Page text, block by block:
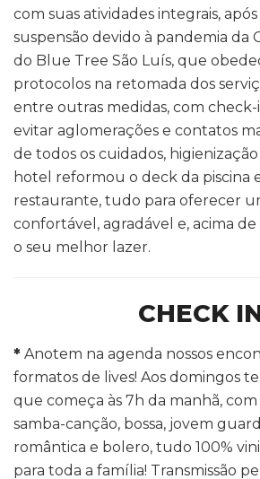
com suas atividades integrais,
suspensão devido à pandemia da
do Blue Tree São Luís, que
protocolos na retomada dos
entre outras medidas, com
evitar aglomerações e contatos
de todos os cuidados,
hotel reformou o deck da piscina
restaurante, tudo para oferecer
confortável, agradável e, acima
o seu melhor lazer.
CHECK
* Anotem na agenda nossos
formatos de lives! Aos domingos
que começa às 7h da manhã, com
samba-canção, bossa, jovem
romântica e bolero, tudo 100%
para toda a família! Transmissão